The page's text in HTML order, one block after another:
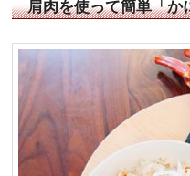
肩肉を使って簡単「か